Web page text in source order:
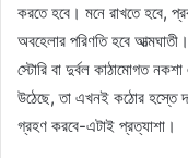
করতে হবে। মনে রাখতে হবে,
অবহেলার পরিণতি হবে
স্টোরি বা দুর্বল কাঠামোগত
উঠেছে, তা এখনই কঠোর হস্তে
গ্রহণ করবে-এটাই প্রত্যাশা।